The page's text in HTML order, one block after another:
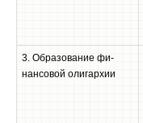
3. Образование фи­
нансовой олигархии